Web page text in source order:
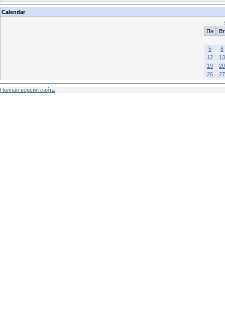
Calendar
Пн
Вт
5
6
12
13
19
20
26
27
Полная версия сайта